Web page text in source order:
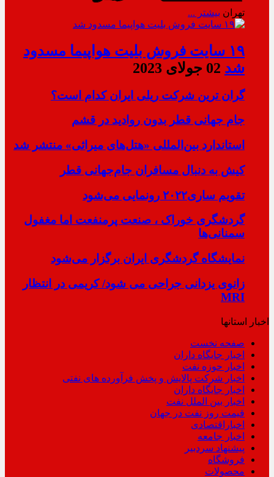
تهران بیشتر ...
۱۹ سایت فروش بلیت هواپیما مسدود
شد 02 جولای 2023
گران ترین شرکت ریلی ایران کدام است؟
جام جهانی قطر بدون روادید در قشم
استاندارد بین‌المللی «هتل‌های میراثی» منتشر شد
کیش به دنبال مسافران جام‌جهانی قطر
تقویم ساری۲۰۲۲ رونمایی می‌شود
گردشگری خوراک ، صنعت پرمنفعت اما مغفول
سمنانی‌ها
نمایشگاه گردشگری ایران برگزار می‌شود
زانوی یزدانی جراحی می شود/ کریمی در انتظار
MRI
اخبار استانها
صفحه نخست
اخبار جایگاه داران
اخبار حوزه نفت
اخبار شرکت پالایش و پخش فرآورده های نفتی
اخبار جایگاه داران
اخبار بین الملل نفت
قیمت روز نفت در جهان
اخباراقتصادی
اخبار جامعه
پیشنهاد سردبیر
فروشگاه
محصولات